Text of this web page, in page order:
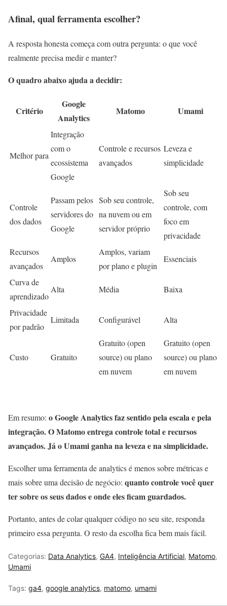
Afinal, qual ferramenta escolher?
A resposta honesta começa com outra pergunta: o que você
realmente precisa medir e manter?
O quadro abaixo ajuda a decidir:
Critério
Google
Analytics
Matomo Umami
Melhor para
Integração
com o
ecossistema
Google
Controle e recursos
avançados
Leveza e
simplicidade
Controle
dos dados
Passam pelos
servidores do
Google
Sob seu controle,
na nuvem ou em
servidor próprio
Sob seu
controle, com
foco em
privacidade
Recursos
avançados
Amplos
Amplos, variam
por plano e plugin
Essenciais
Curva de
aprendizado
Alta Média Baixa
Privacidade
por padrão
Limitada Configurável Alta
Custo Gratuito
Gratuito (open
source) ou plano
em nuvem
Gratuito (open
source) ou plano
em nuvem
Em resumo: o Google Analytics faz sentido pela escala e pela
integração. O Matomo entrega controle total e recursos
avançados. Já o Umami ganha na leveza e na simplicidade.
Escolher uma ferramenta de analytics é menos sobre métricas e
mais sobre uma decisão de negócio: quanto controle você quer
ter sobre os seus dados e onde eles ficam guardados.
Portanto, antes de colar qualquer código no seu site, responda
primeiro essa pergunta. O resto da escolha fica bem mais fácil.
Categorias: Data Analytics, GA4, Inteligência Artificial, Matomo,
Umami
Tags: ga4, google analytics, matomo, umami